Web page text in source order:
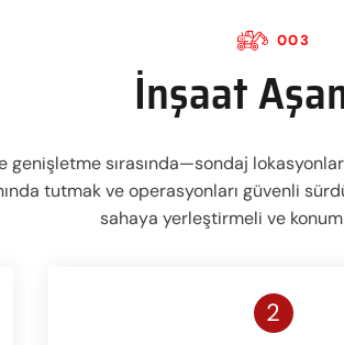
003
İnşaat
genişletme sırasında—sondaj
tutmak ve operasyonları güvenli
sahaya yerleştirmeli ve
2